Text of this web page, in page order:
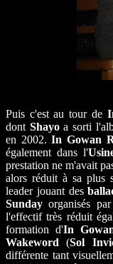
Puis c'est au tour de
dont Shayoa sorti
en 2002.In Gowan
également dans l'
prestation ne m'avait
alors réduit à sa plus
leader jouant des
Sunday organisés
l'effectif très réduit
formation d'In
Wakeword (Sol
différente tant